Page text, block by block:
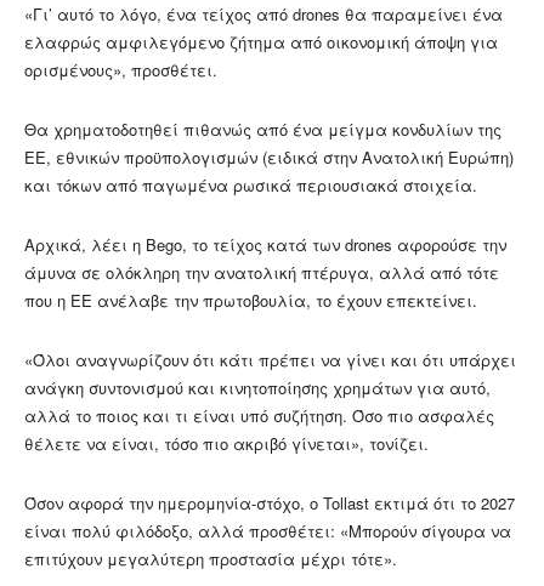
«Γι’ αυτό το λόγο, ένα τείχος από drones θα παραμείνει ένα
ελαφρώς αμφιλεγόμενο ζήτημα από οικονομική άποψη για
ορισμένους», προσθέτει.
Θα χρηματοδοτηθεί πιθανώς από ένα μείγμα κονδυλίων της
ΕΕ, εθνικών προϋπολογισμών (ειδικά στην Ανατολική Ευρώπη)
και τόκων από παγωμένα ρωσικά περιουσιακά στοιχεία.
Αρχικά, λέει η Bego, το τείχος κατά των drones αφορούσε την
άμυνα σε ολόκληρη την ανατολική πτέρυγα, αλλά από τότε
που η ΕΕ ανέλαβε την πρωτοβουλία, το έχουν επεκτείνει.
«Όλοι αναγνωρίζουν ότι κάτι πρέπει να γίνει και ότι υπάρχει
ανάγκη συντονισμού και κινητοποίησης χρημάτων για αυτό,
αλλά το ποιος και τι είναι υπό συζήτηση. Όσο πιο ασφαλές
θέλετε να είναι, τόσο πιο ακριβό γίνεται», τονίζει.
Όσον αφορά την ημερομηνία-στόχο, ο Tollast εκτιμά ότι το 2027
είναι πολύ φιλόδοξο, αλλά προσθέτει: «Μπορούν σίγουρα να
επιτύχουν μεγαλύτερη προστασία μέχρι τότε».